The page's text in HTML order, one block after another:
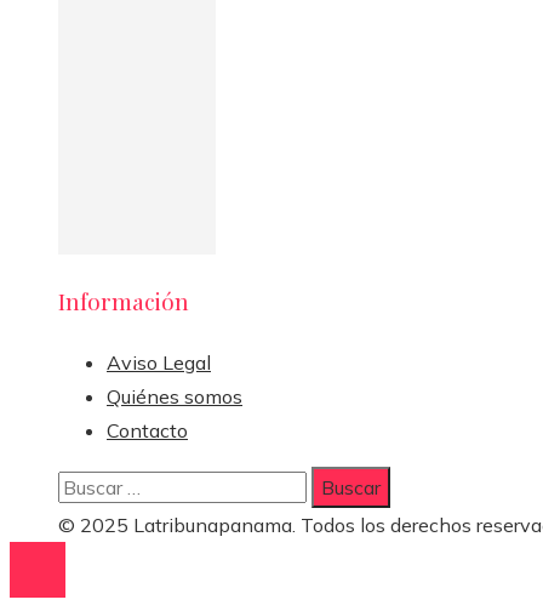
Información
Aviso Legal
Quiénes somos
Contacto
Buscar:
© 2025 Latribunapanama. Todos los derechos